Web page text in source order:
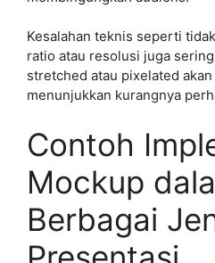
Kesalahan teknis seperti
ratio atau resolusi juga
stretched atau pixelated
menunjukkan kurangnya
Contoh
Mockup
Berbagai